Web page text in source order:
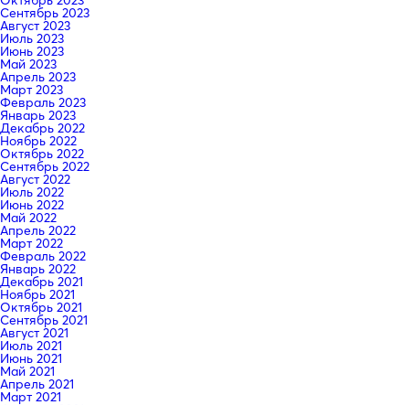
Сентябрь 2023
Август 2023
Июль 2023
Июнь 2023
Май 2023
Апрель 2023
Март 2023
Февраль 2023
Январь 2023
Декабрь 2022
Ноябрь 2022
Октябрь 2022
Сентябрь 2022
Август 2022
Июль 2022
Июнь 2022
Май 2022
Апрель 2022
Март 2022
Февраль 2022
Январь 2022
Декабрь 2021
Ноябрь 2021
Октябрь 2021
Сентябрь 2021
Август 2021
Июль 2021
Июнь 2021
Май 2021
Апрель 2021
Март 2021